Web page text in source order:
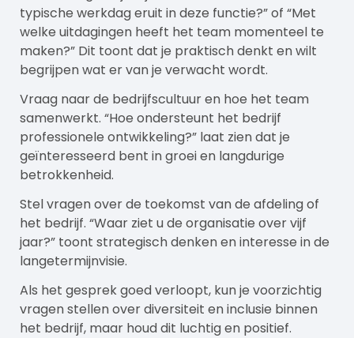
typische werkdag eruit in deze functie?” of “Met
welke uitdagingen heeft het team momenteel te
maken?” Dit toont dat je praktisch denkt en wilt
begrijpen wat er van je verwacht wordt.
Vraag naar de bedrijfscultuur en hoe het team
samenwerkt. “Hoe ondersteunt het bedrijf
professionele ontwikkeling?” laat zien dat je
geïnteresseerd bent in groei en langdurige
betrokkenheid.
Stel vragen over de toekomst van de afdeling of
het bedrijf. “Waar ziet u de organisatie over vijf
jaar?” toont strategisch denken en interesse in de
langetermijnvisie.
Als het gesprek goed verloopt, kun je voorzichtig
vragen stellen over diversiteit en inclusie binnen
het bedrijf, maar houd dit luchtig en positief.